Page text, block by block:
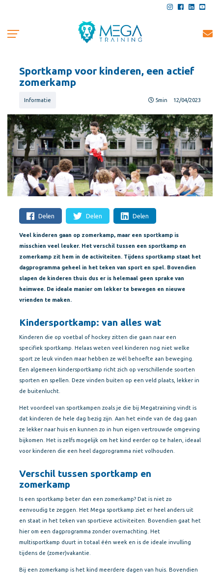
Sportkamp voor kinderen, een actief
zomerkamp
Informatie 5min 12/04/2023
Delen Delen Delen
Veel kinderen gaan op zomerkamp, maar een sportkamp is
misschien veel leuker. Het verschil tussen een sportkamp en
zomerkamp zit hem in de activiteiten. Tijdens sportkamp staat het
dagprogramma geheel in het teken van sport en spel. Bovendien
slapen de kinderen thuis dus er is helemaal geen sprake van
heimwee. De ideale manier om lekker te bewegen en nieuwe
vrienden te maken.
Kindersportkamp: van alles wat
Kinderen die op voetbal of hockey zitten die gaan naar een
specifiek sportkamp. Helaas weten veel kinderen nog niet welke
sport ze leuk vinden maar hebben ze wél behoefte aan beweging.
Een algemeen kindersportkamp richt zich op verschillende soorten
sporten en spellen. Deze vinden buiten op een veld plaats, lekker in
de buitenlucht.
Het voordeel van sportkampen zoals je die bij Megatraining vindt is
dat kinderen de hele dag bezig zijn. Aan het einde van de dag gaan
ze lekker naar huis en kunnen zo in hun eigen vertrouwde omgeving
bijkomen. Het is zelfs mogelijk om het kind eerder op te halen, ideaal
voor kinderen die een heel dagprogramma niet volhouden.
Verschil tussen sportkamp en
zomerkamp
Is een sportkamp beter dan een zomerkamp? Dat is niet zo
eenvoudig te zeggen. Het Mega sportkamp ziet er heel anders uit
en staat in het teken van sportieve activiteiten. Bovendien gaat het
hier om een dagprogramma zonder overnachting. Het
multisportkamp duurt in totaal één week en is de ideale invulling
tijdens de (zomer)vakantie.
Bij een zomerkamp is het kind meerdere dagen van huis. Bovendien